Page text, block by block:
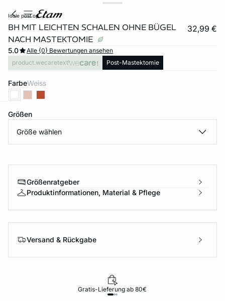
idole post op
BH MIT LEICHTEN SCHALEN OHNE BÜGEL
NACH MASTEKTOMIE
32,99 €
5.0
Alle {0} Bewertungen ansehen
product.wecaretext
Post-Mastektomie
Farbe weiss
Größen
Größe wählen
Größenratgeber
Produktinformationen, Material & Pflege
Versand & Rückgabe
Gratis-Lieferung ab 80€